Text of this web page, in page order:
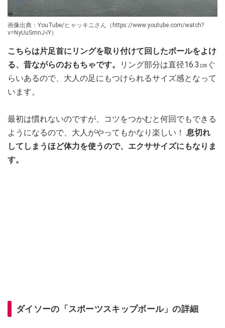
画像出典：YouTube/ヒャッキニさん（https://www.youtube.com/watch?
v=NyUuSmnJ-iY）
こちらは片足首にリングを取り付けて回したボールをよけ
る、昔ながらのおもちゃです。
リング部分は直径16.3㎝ぐ
らいあるので、大人の足にもつけられるサイズ感となって
います。
最初は慣れないのですが、コツをつかむと何回でもできる
ようになるので、大人がやってもかなり楽しい！ 息切れ
してしまうほど体力を使うので、エクササイズにもなりま
す。
ダイソーの「スポーツスキップボール」の詳細